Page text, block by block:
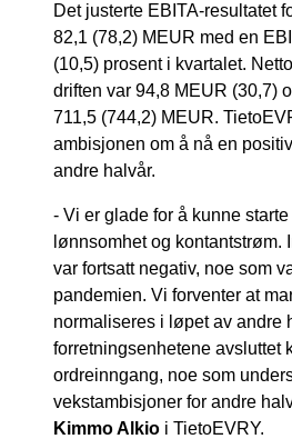
Det justerte EBITA-resultatet
82,1 (78,2) MEUR med en
(10,5) prosent i kvartalet.
driften var 94,8 MEUR (30,7)
711,5 (744,2) MEUR.
ambisjonen om å nå en
andre halvår.
- Vi er glade for å kunne
lønnsomhet og kontantstrøm.
var fortsatt negativ, noe som
pandemien. Vi forventer at
normaliseres i løpet av andre
forretningsenhetene avsluttet
ordreinngang, noe som
vekstambisjoner for andre
Kimmo Alkio i TietoEVRY.